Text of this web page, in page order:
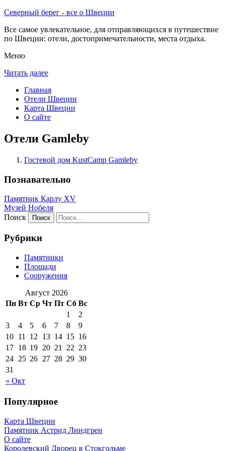
Северный берег - все о Швеции
Все самое увлекательное, для отправляющихся в путешествие
по Швеции: отели, достопримечательности, места отдыха.
Меню
Читать далее
Главная
Отели Швеции
Карта Швеции
О сайте
Отели Gamleby
Гостевой дом KustCamp Gamleby
Познавательно
Памятник Карлу XV
Музей Нобеля
Поиск
Рубрики
Памятники
Площади
Сооружения
Август 2026
Пн Вт Ср Чт Пт Сб Вс
« Окт
1
2
3
4 5 6 7 8
9
10 11 12 13 14 15 16
17 18 19 20 21 22 23
24 25 26 27 28 29 30
31
Популярное
Карта Швеции
Памятник Астрид Линдгрен
О сайте
Королевский Дворец в Стокгольме